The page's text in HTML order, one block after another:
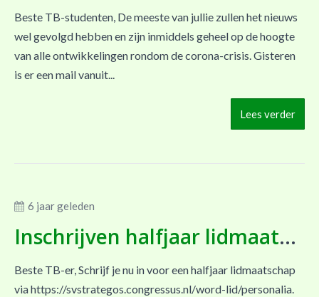
Beste TB-studenten, De meeste van jullie zullen het nieuws
wel gevolgd hebben en zijn inmiddels geheel op de hoogte
van alle ontwikkelingen rondom de corona-crisis. Gisteren
is er een mail vanuit...
Lees verder
6 jaar geleden
Inschrijven halfjaar lidmaatschap
Beste TB-er, Schrijf je nu in voor een halfjaar lidmaatschap
via https://svstrategos.congressus.nl/word-lid/personalia.